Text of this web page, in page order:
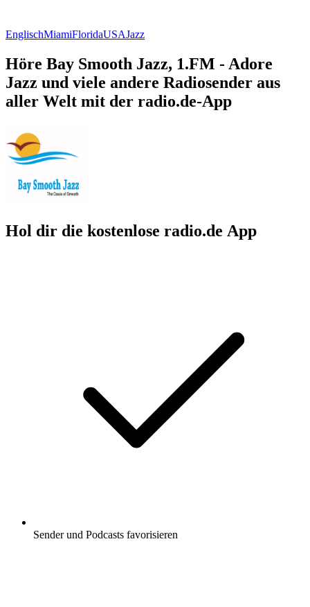
EnglischMiamiFloridaUSAJazz
Höre Bay Smooth Jazz, 1.FM - Adore
Jazz und viele andere Radiosender aus
aller Welt mit der radio.de-App
Hol dir die kostenlose radio.de App
Sender und Podcasts favorisieren